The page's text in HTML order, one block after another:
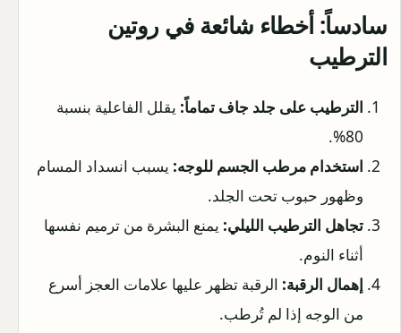
سادساً: أخطاء شائعة في روتين
الترطيب
الترطيب على جلد جاف تماماً: يقلل الفاعلية بنسبة
80%.
استخدام مرطب الجسم للوجه: يسبب انسداد المسام
وظهور حبوب تحت الجلد.
تجاهل الترطيب الليلي: يمنع البشرة من ترميم نفسها
أثناء النوم.
إهمال الرقبة: الرقبة تظهر عليها علامات العجز أسرع
من الوجه إذا لم تُرطب.